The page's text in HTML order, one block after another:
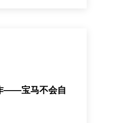
——宝马不会自